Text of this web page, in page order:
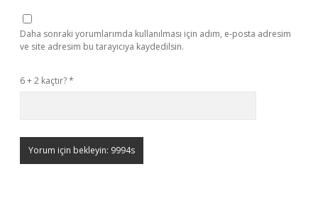
Daha sonraki yorumlarımda kullanılması için adım, e-posta adresim
ve site adresim bu tarayıcıya kaydedilsin.
6 + 2 kaçtır?*